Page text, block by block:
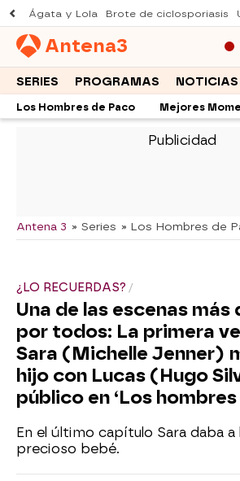
Ágata y Lola Brote de ciclosporiasis
Antena3
SERIES PROGRAMAS NOTICIAS
Los Hombres de Paco Mejores
-
Antena 3 » Series » Los Hombres de
¿LO RECUERDAS?
Una de las escenas más
por todos: La primera
Sara (Michelle Jenner)
hijo con Lucas (Hugo
público en ‘Los hombres
En el último capítulo Sara daba a
precioso bebé.